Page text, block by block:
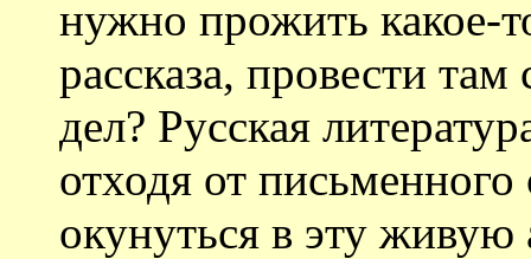
нужно прожить какое-
рассказа, провести
дел? Русская
отходя от
окунуться в эту живую